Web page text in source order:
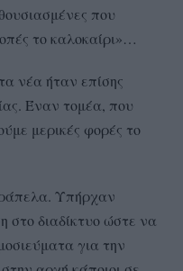
που
το καλοκαίρι»…
νέα ήταν επίσης
Έναν τομέα, που
μερικές φορές το
Υπήρχαν
στο διαδίκτυο ώστε να
για την